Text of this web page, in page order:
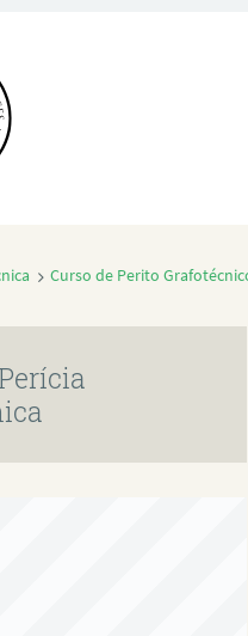
Curso de Perito